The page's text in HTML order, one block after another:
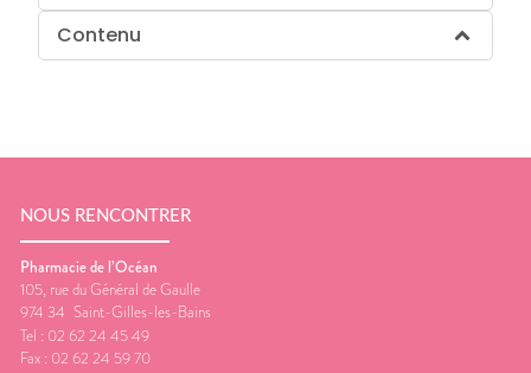
Contenu
NOUS RENCONTRER
Pharmacie de l’Océan
105, rue du Général de Gaulle
974 34 Saint-Gilles-les-Bains
Tel : 02 62 24 45 49
Fax : 02 62 24 59 70